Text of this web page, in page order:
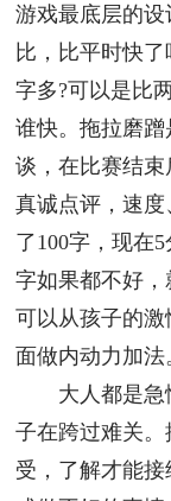
游戏最底层的
比，比平时快
字多?可以是比
谁快。拖拉磨
谈，在比赛结
真诚点评，速
了100字，现在
字如果都不好
可以从孩子的
面做内动力加法
大人都是急
子在跨过难关
受，了解才能